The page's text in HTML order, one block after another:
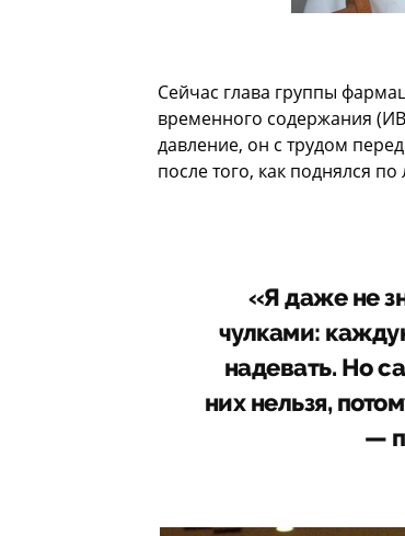
Сейчас глава группы
временного содержания
давление, он с трудом
после того, как поднялся
«Я даже не
чулками:
надевать. Но
них нельзя,
—